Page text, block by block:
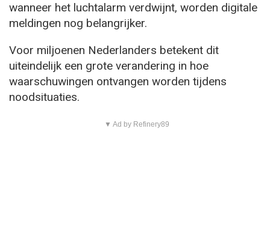
wanneer het luchtalarm verdwijnt, worden digitale
meldingen nog belangrijker.
Voor miljoenen Nederlanders betekent dit
uiteindelijk een grote verandering in hoe
waarschuwingen ontvangen worden tijdens
noodsituaties.
▼ Ad by Refinery89